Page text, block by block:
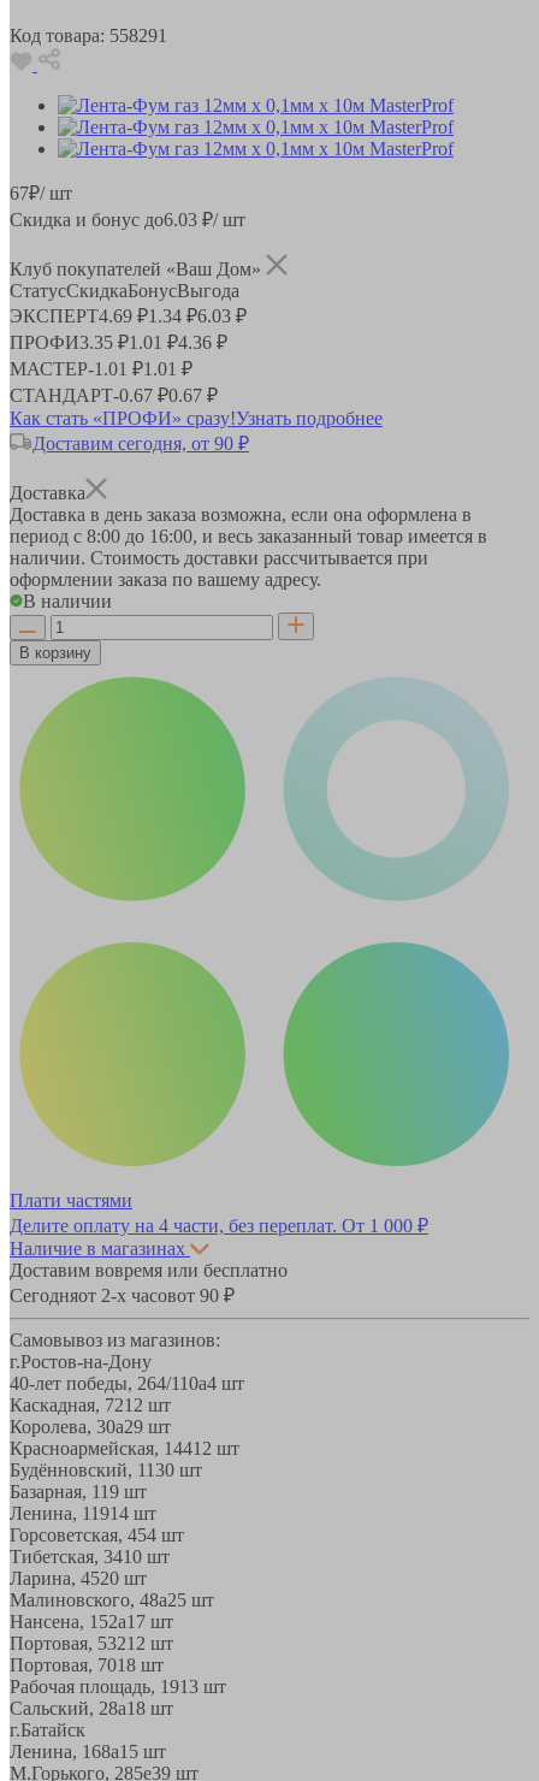
Код товара: 558291
67₽/ шт
Скидка и бонус до6.03 ₽/ шт
Клуб покупателей «Ваш Дом»
СтатусСкидкаБонусВыгода
ЭКСПЕРТ4.69 ₽1.34 ₽6.03 ₽
ПРОФИ3.35 ₽1.01 ₽4.36 ₽
МАСТЕР-1.01 ₽1.01 ₽
СТАНДАРТ-0.67 ₽0.67 ₽
Как стать «ПРОФИ» сразу!Узнать подробнее
Доставим сегодня, от 90 ₽
Доставка
Доставка в день заказа возможна, если она оформлена в
период с 8:00 до 16:00, и весь заказанный товар имеется в
наличии. Стоимость доставки рассчитывается при
оформлении заказа по вашему адресу.
В наличии
В корзину
Плати частями
Делите оплату на 4 части, без переплат. От 1 000 ₽
Наличие в магазинах
Доставим вовремя или бесплатно
Сегодняот 2-х часовот 90 ₽
Самовывоз из магазинов:
г.Ростов-на-Дону
40-лет победы, 264/110а4 шт
Каскадная, 7212 шт
Королева, 30а29 шт
Красноармейская, 14412 шт
Будённовский, 1130 шт
Базарная, 119 шт
Ленина, 11914 шт
Горсоветская, 454 шт
Тибетская, 3410 шт
Ларина, 4520 шт
Малиновского, 48а25 шт
Нансена, 152а17 шт
Портовая, 53212 шт
Портовая, 7018 шт
Рабочая площадь, 1913 шт
Сальский, 28a18 шт
г.Батайск
Ленина, 168а15 шт
М.Горького, 285е39 шт